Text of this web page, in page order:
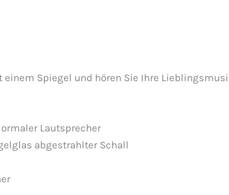
Spiegel und hören Sie Ihre
Lautsprecher
abgestrahlter Schall